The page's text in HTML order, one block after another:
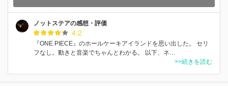
ノットステアの感想・評価
4.2
『ONE PIECE』のホールケーキアイランドを思い出した。 セリ
フなし。動きと音楽でちゃんとわかる。 以下、ネ…
>>続きを読む